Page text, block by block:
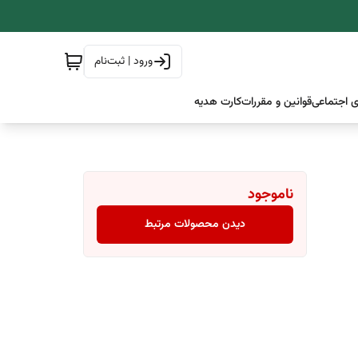
ورود | ثبت‌نام
اجتماعیقوانین و مقرراتکارت هدیه
ناموجود
دیدن محصولات مرتبط